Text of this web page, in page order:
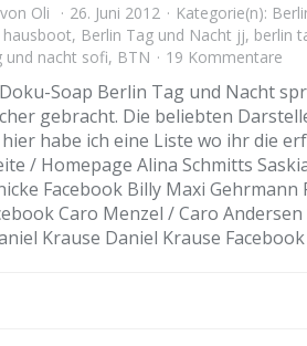
Oli 26. Juni 2012 Kategorie(n):
, Berlin Tag und Nacht jj, berlin
und nacht sofi, BTN 19 Kommentare
Soap Berlin Tag und Nacht
gebracht. Die beliebten
habe ich eine Liste wo ihr die
/ Homepage Alina Schmitts
Facebook Billy Maxi
Caro Menzel / Caro
Krause Daniel Krause